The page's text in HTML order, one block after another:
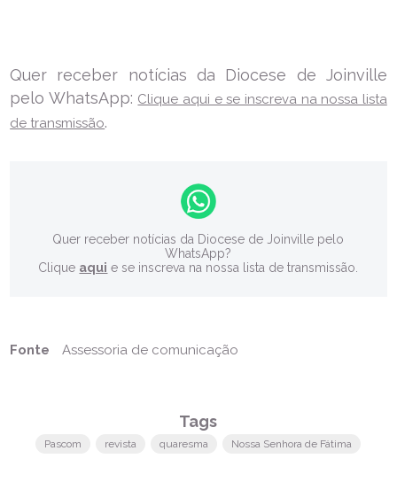
Quer receber notícias da Diocese de Joinville
pelo WhatsApp: Clique aqui e se inscreva na nossa lista
de transmissão.
Quer receber notícias da Diocese de Joinville pelo
WhatsApp?
Clique aqui e se inscreva na nossa lista de transmissão.
Fonte Assessoria de comunicação
Tags
Pascom revista quaresma Nossa Senhora de Fátima